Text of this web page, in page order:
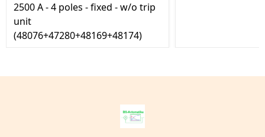
2500 A - 4 poles - fixed - w/o trip
unit
(48076+47280+48169+48174)